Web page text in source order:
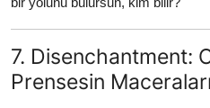
7. Disenchantment:
Prensesin